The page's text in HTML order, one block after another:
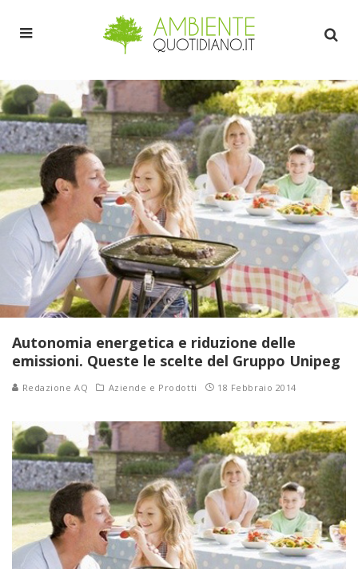
Autonomia energetica e riduzione delle
emissioni. Queste le scelte del Gruppo Unipeg
Redazione AQ Aziende e Prodotti 18 Febbraio 2014